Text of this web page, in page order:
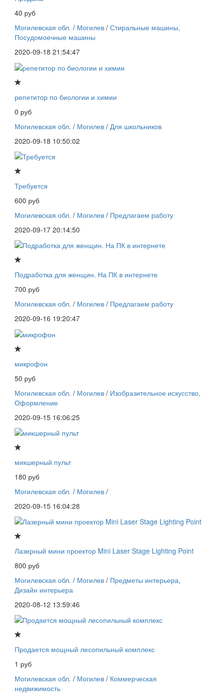
40 руб
Могилевская обл. / Могилев / Стиральные машины,
Посудомоечные машины
2020-09-18 21:54:47
репетитор по биологии и химии
0 руб
Могилевская обл. / Могилев / Для школьников
2020-09-18 10:50:02
Требуется
600 руб
Могилевская обл. / Могилев / Предлагаем работу
2020-09-17 20:14:50
Подработка для женщин. На ПК в интернете
700 руб
Могилевская обл. / Могилев / Предлагаем работу
2020-09-16 19:20:47
микрофон
50 руб
Могилевская обл. / Могилев / Изобразительное искусство,
Оформление
2020-09-15 16:06:25
микшерный пульт
180 руб
Могилевская обл. / Могилев /
2020-09-15 16:04:28
Лазерный мини проектор Mini Laser Stage Lighting Point
800 руб
Могилевская обл. / Могилев / Предметы интерьера,
Дизайн интерьера
2020-08-12 13:59:46
Продается мощный лесопильный комплекс
1 руб
Могилевская обл. / Могилев / Коммерческая
недвижимость